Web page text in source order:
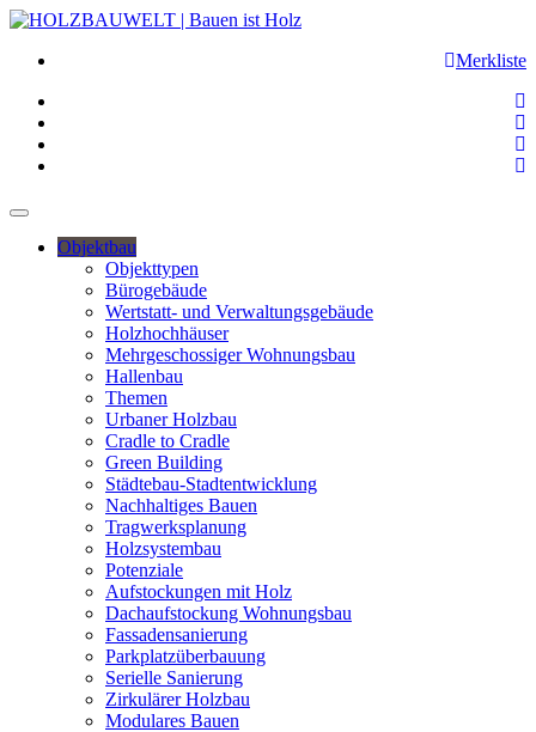
Merkliste
Objektbau
Objekttypen
Bürogebäude
Wertstatt- und Verwaltungsgebäude
Holzhochhäuser
Mehrgeschossiger Wohnungsbau
Hallenbau
Themen
Urbaner Holzbau
Cradle to Cradle
Green Building
Städtebau-Stadtentwicklung
Nachhaltiges Bauen
Tragwerksplanung
Holzsystembau
Potenziale
Aufstockungen mit Holz
Dachaufstockung Wohnungsbau
Fassadensanierung
Parkplatzüberbauung
Serielle Sanierung
Zirkulärer Holzbau
Modulares Bauen